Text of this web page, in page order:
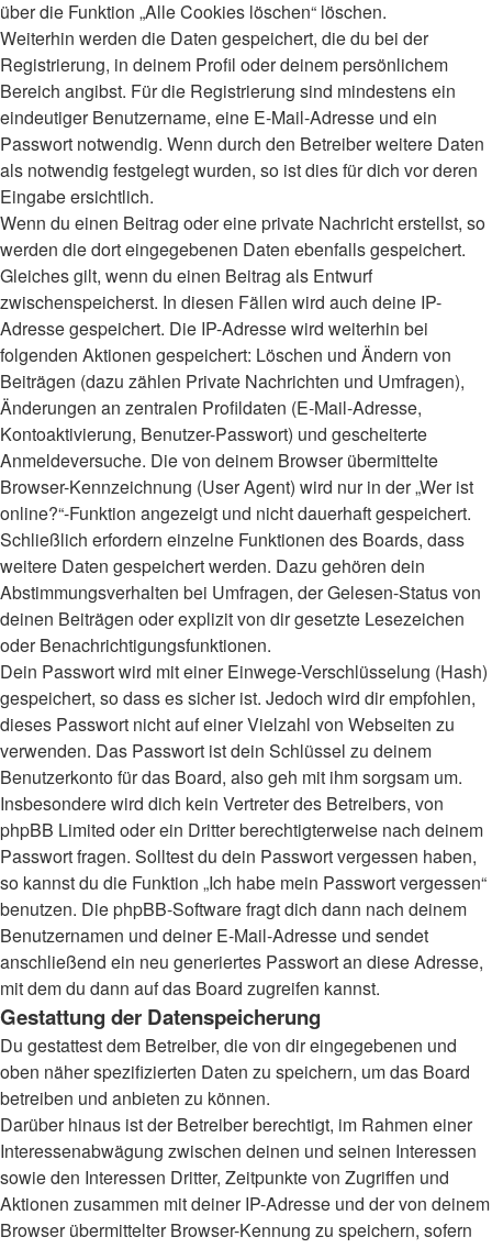
über die Funktion „Alle Cookies löschen“ löschen.
Weiterhin werden die Daten gespeichert, die du bei der
Registrierung, in deinem Profil oder deinem persönlichem
Bereich angibst. Für die Registrierung sind mindestens ein
eindeutiger Benutzername, eine E-Mail-Adresse und ein
Passwort notwendig. Wenn durch den Betreiber weitere Daten
als notwendig festgelegt wurden, so ist dies für dich vor deren
Eingabe ersichtlich.
Wenn du einen Beitrag oder eine private Nachricht erstellst, so
werden die dort eingegebenen Daten ebenfalls gespeichert.
Gleiches gilt, wenn du einen Beitrag als Entwurf
zwischenspeicherst. In diesen Fällen wird auch deine IP-
Adresse gespeichert. Die IP-Adresse wird weiterhin bei
folgenden Aktionen gespeichert: Löschen und Ändern von
Beiträgen (dazu zählen Private Nachrichten und Umfragen),
Änderungen an zentralen Profildaten (E-Mail-Adresse,
Kontoaktivierung, Benutzer-Passwort) und gescheiterte
Anmeldeversuche. Die von deinem Browser übermittelte
Browser-Kennzeichnung (User Agent) wird nur in der „Wer ist
online?“-Funktion angezeigt und nicht dauerhaft gespeichert.
Schließlich erfordern einzelne Funktionen des Boards, dass
weitere Daten gespeichert werden. Dazu gehören dein
Abstimmungsverhalten bei Umfragen, der Gelesen-Status von
deinen Beiträgen oder explizit von dir gesetzte Lesezeichen
oder Benachrichtigungsfunktionen.
Dein Passwort wird mit einer Einwege-Verschlüsselung (Hash)
gespeichert, so dass es sicher ist. Jedoch wird dir empfohlen,
dieses Passwort nicht auf einer Vielzahl von Webseiten zu
verwenden. Das Passwort ist dein Schlüssel zu deinem
Benutzerkonto für das Board, also geh mit ihm sorgsam um.
Insbesondere wird dich kein Vertreter des Betreibers, von
phpBB Limited oder ein Dritter berechtigterweise nach deinem
Passwort fragen. Solltest du dein Passwort vergessen haben,
so kannst du die Funktion „Ich habe mein Passwort vergessen“
benutzen. Die phpBB-Software fragt dich dann nach deinem
Benutzernamen und deiner E-Mail-Adresse und sendet
anschließend ein neu generiertes Passwort an diese Adresse,
mit dem du dann auf das Board zugreifen kannst.
Gestattung der Datenspeicherung
Du gestattest dem Betreiber, die von dir eingegebenen und
oben näher spezifizierten Daten zu speichern, um das Board
betreiben und anbieten zu können.
Darüber hinaus ist der Betreiber berechtigt, im Rahmen einer
Interessenabwägung zwischen deinen und seinen Interessen
sowie den Interessen Dritter, Zeitpunkte von Zugriffen und
Aktionen zusammen mit deiner IP-Adresse und der von deinem
Browser übermittelter Browser-Kennung zu speichern, sofern